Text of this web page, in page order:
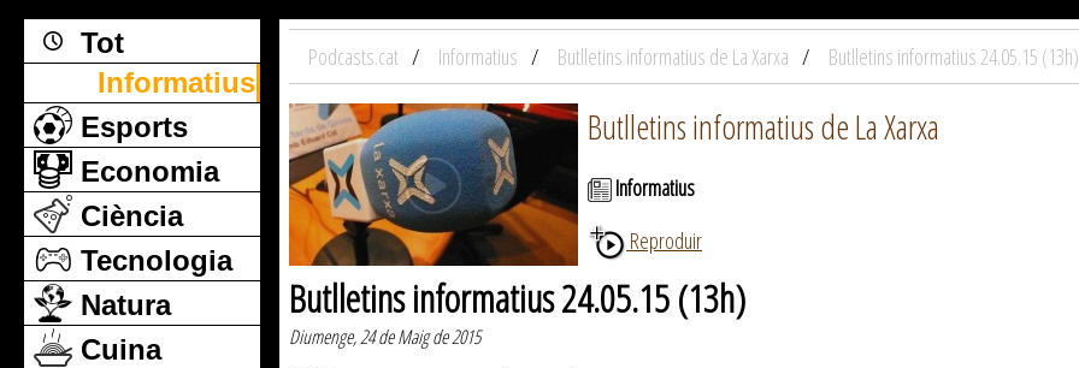
Tot
Informatius
Esports
Economia
Ciència
Tecnologia
Natura
Cuina
Podcasts.cat Informatius Butlletins informatius de La Xarxa Butlletins informatius 24.05.15 (13h)
Butlletins informatius de La Xarxa
Informatius
Reproduir
Butlletins informatius 24.05.15 (13h)
Diumenge, 24 de Maig de 2015